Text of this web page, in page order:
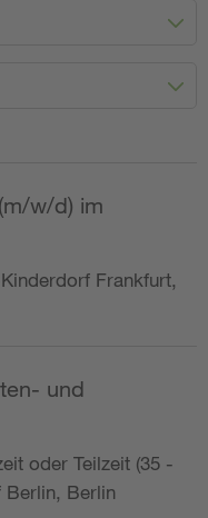
w/d) im
Frankfurt,
und
oder Teilzeit (35 -
Berlin, Berlin